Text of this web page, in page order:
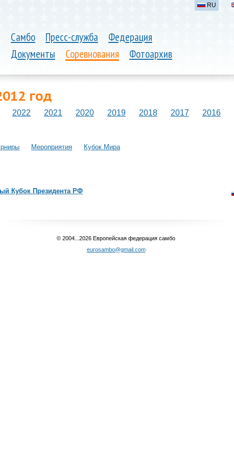
Самбо Пресс-служба
Федерация
Документы
Соревнования Фотоархив
RU
год
2022 2021 2020 2019 2018 2017 2016
Мероприятия Кубок Мира
Кубок Президента РФ
© 2004...2026 Европейская федерация самбо
eurosambo@gmail.com